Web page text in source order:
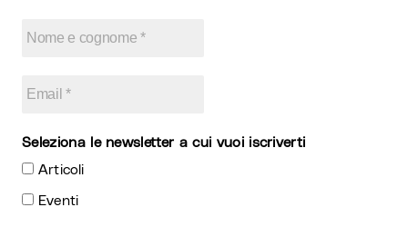
Seleziona le newsletter a cui vuoi iscriverti
Articoli
Eventi